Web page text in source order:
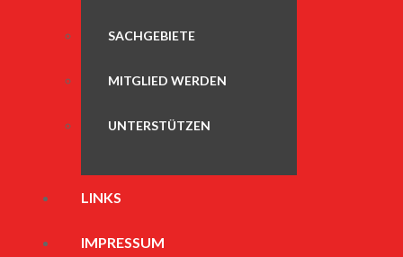
SACHGEBIETE
MITGLIED WERDEN
UNTERSTÜTZEN
LINKS
IMPRESSUM